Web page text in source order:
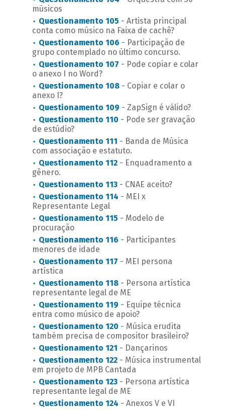
músicos
Questionamento 105 - Artista principal
conta como músico na Faixa de cachê?
Questionamento 106 - Participação de
grupo contemplado no último concurso.
Questionamento 107 - Pode copiar e colar
o anexo I no Word?
Questionamento 108 - Copiar e colar o
anexo I?
Questionamento 109 - ZapSign é válido?
Questionamento 110 - Pode ser gravação
de estúdio?
Questionamento 111 - Banda de Música
com associação e estatuto.
Questionamento 112 - Enquadramento a
gênero.
Questionamento 113 - CNAE aceito?
Questionamento 114 - MEI x
Representante Legal
Questionamento 115 - Modelo de
procuração
Questionamento 116 - Participantes
menores de idade
Questionamento 117 - MEI persona
artística
Questionamento 118 - Persona artística
representante legal de ME
Questionamento 119 - Equipe técnica
entra como músico de apoio?
Questionamento 120 - Música erudita
também precisa de compositor brasileiro?
Questionamento 121 - Dançarinos
Questionamento 122 - Música instrumental
em projeto de MPB Cantada
Questionamento 123 - Persona artística
representante legal de ME
Questionamento 124 - Anexos V e VI